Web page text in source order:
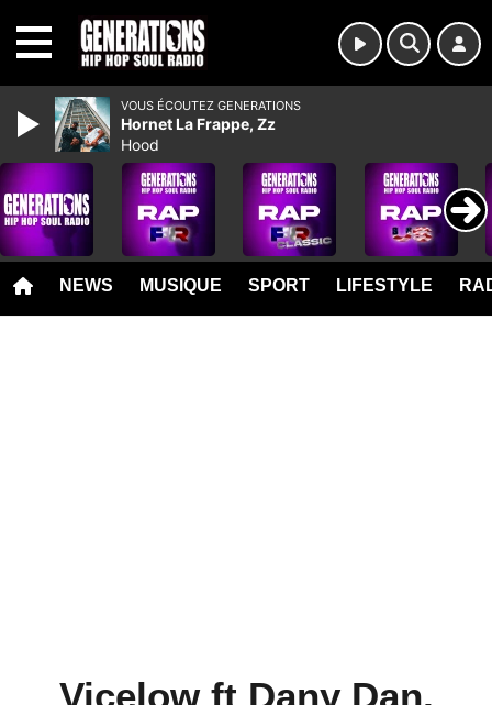
NEWS MUSIQUE SPORT LIFESTYLE
Vicelow ft Dany Dan,
VOUS ÉCOUTEZ GENERATIONS
Hornet La Frappe, Zz
Hood